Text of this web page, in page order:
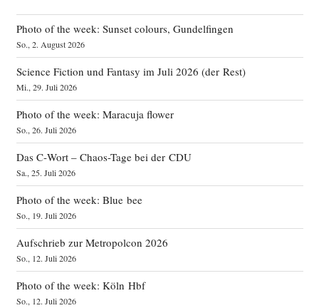
Photo of the week: Sunset colours, Gundelfingen
So., 2. August 2026
Science Fiction und Fantasy im Juli 2026 (der Rest)
Mi., 29. Juli 2026
Photo of the week: Maracuja flower
So., 26. Juli 2026
Das C‑Wort – Chaos-Tage bei der CDU
Sa., 25. Juli 2026
Photo of the week: Blue bee
So., 19. Juli 2026
Aufschrieb zur Metropolcon 2026
So., 12. Juli 2026
Photo of the week: Köln Hbf
So., 12. Juli 2026